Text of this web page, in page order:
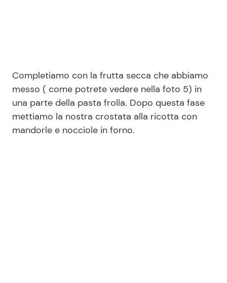
Completiamo con la frutta secca che abbiamo
messo ( come potrete vedere nella foto 5) in
una parte della pasta frolla. Dopo questa fase
mettiamo la nostra crostata alla ricotta con
mandorle e nocciole in forno.